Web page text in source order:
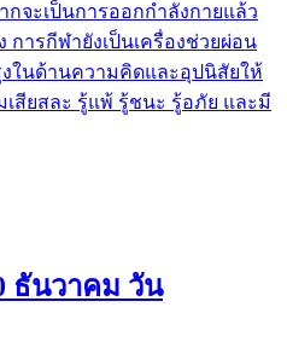
จะเป็นการออกกำลังกายแล้ว
การกีฬายังเป็นเครื่องช่วยผ่อน
ในด้านความคิดและอุปนิสัยให้
สียสละ รู้แพ้ รู้ชนะ รู้อภัย และมี
ธันวาคม วัน